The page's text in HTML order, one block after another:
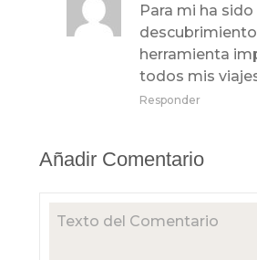
Para mi ha
herramienta
todos mis
Responder
Añadir Comentario